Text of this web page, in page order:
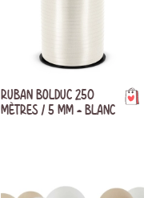
RUBAN BOLDUC 250
MÈTRES / 5 MM - BLANC